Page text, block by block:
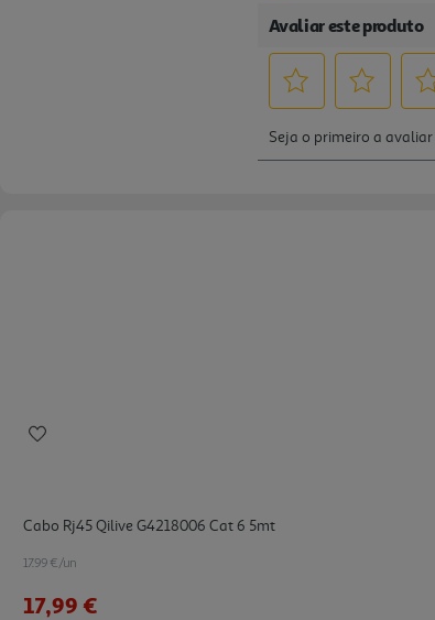
Cabo Rj45 Qilive G4218006 Cat 6 5mt
17.99 €/un
17,99 €